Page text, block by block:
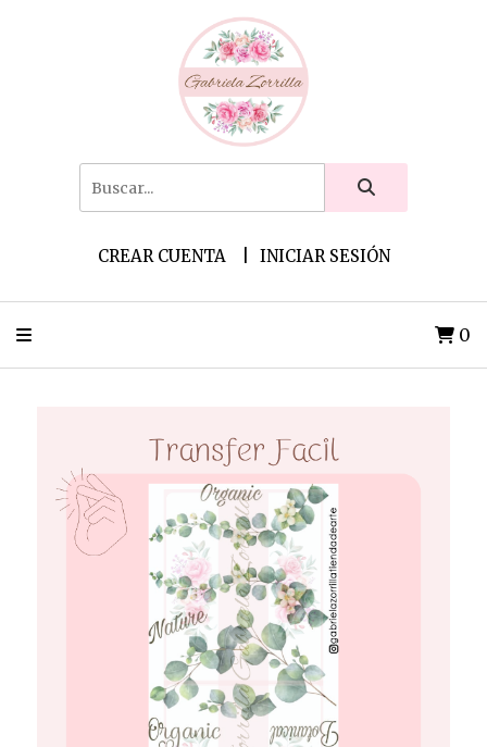
CREAR CUENTA INICIAR SESIÓN
0